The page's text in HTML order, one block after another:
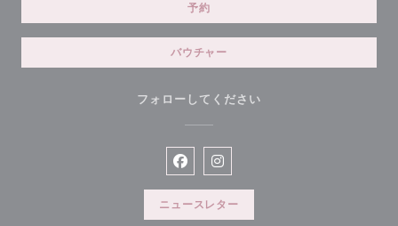
予約
バウチャー
フォローしてください
Facebook ((新しいウィンドウで
Instagram ((新しいウィンド
ニュースレター